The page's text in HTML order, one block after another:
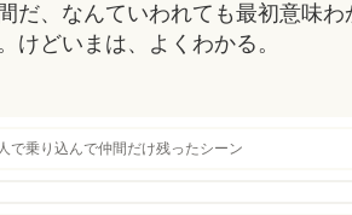
だ、なんていわれても最初意味
けどいまは、よくわかる。
で乗り込んで仲間だけ残ったシーン